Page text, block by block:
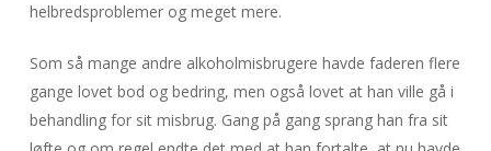
helbredsproblemer og meget mere.
Som så mange andre alkoholmisbrugere havde faderen flere
gange lovet bod og bedring, men også lovet at han ville gå i
behandling for sit misbrug. Gang på gang sprang han fra sit